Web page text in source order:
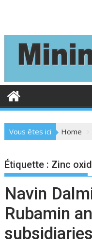
Vous êtes ici Home
Étiquette : Zinc
Navin
Rubamin